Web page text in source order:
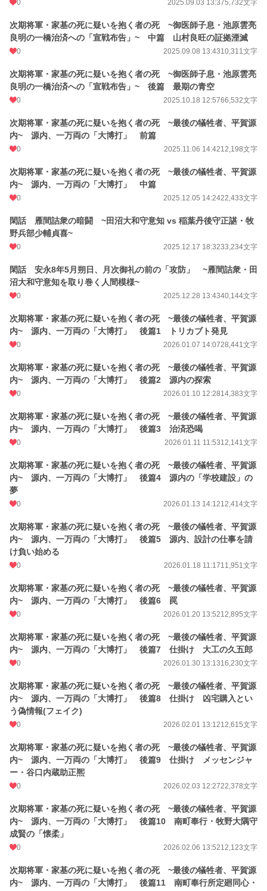
0 2025.09.03 13:375,732文字
次期将軍・家基の死に疑いを抱く者の死 ~御医師子息・池原雲亮
良明の一橋治済への「宣戦布告」~ 中篇 山村良旺の証拠湮滅
0 2025.09.08 13:4310,311文字
次期将軍・家基の死に疑いを抱く者の死 ~御医師子息・池原雲亮
良明の一橋治済への「宣戦布告」~ 後篇 最期の青空
0 2025.10.18 12:5766,532文字
次期将軍・家基の死に疑いを抱く者の死 ~最後の犠牲者、平賀源
内~ 源内、一万両の「大博打」 前篇
0 2025.11.06 14:4212,198文字
次期将軍・家基の死に疑いを抱く者の死 ~最後の犠牲者、平賀源
内~ 源内、一万両の「大博打」 中篇
0 2025.12.05 14:2422,433文字
閑話 雁間詰衆の暗闘 ~田沼大和守意知 vs 稲葉丹後守正諶・牧
野兵部少輔貞喜~
0 2025.12.17 18:3233,234文字
閑話 安永8年5月朔日、月次御礼の前の「攻防」 ~雁間詰衆・田
沼大和守意知を取り巻く人間模様~
0 2025.12.28 13:4340,144文字
次期将軍・家基の死に疑いを抱く者の死 ~最後の犠牲者、平賀源
内~ 源内、一万両の「大博打」 後篇1 トリカブト発見
0 2026.01.07 14:0728,441文字
次期将軍・家基の死に疑いを抱く者の死 ~最後の犠牲者、平賀源
内~ 源内、一万両の「大博打」 後篇2 源内の探索
0 2026.01.10 12:2814,383文字
次期将軍・家基の死に疑いを抱く者の死 ~最後の犠牲者、平賀源
内~ 源内、一万両の「大博打」 後篇3 治済恐喝
0 2026.01.11 11:5312,141文字
次期将軍・家基の死に疑いを抱く者の死 ~最後の犠牲者、平賀源
内~ 源内、一万両の「大博打」 後篇4 源内の「学校建設」の
夢
0 2026.01.13 14:1212,414文字
次期将軍・家基の死に疑いを抱く者の死 ~最後の犠牲者、平賀源
内~ 源内、一万両の「大博打」 後篇5 源内、設計の仕事を請
け負い始める
0 2026.01.18 11:1711,951文字
次期将軍・家基の死に疑いを抱く者の死 ~最後の犠牲者、平賀源
内~ 源内、一万両の「大博打」 後篇6 罠
0 2026.01.20 13:5212,895文字
次期将軍・家基の死に疑いを抱く者の死 ~最後の犠牲者、平賀源
内~ 源内、一万両の「大博打」 後篇7 仕掛け 大工の久五郎
0 2026.01.30 13:1316,230文字
次期将軍・家基の死に疑いを抱く者の死 ~最後の犠牲者、平賀源
内~ 源内、一万両の「大博打」 後篇8 仕掛け 凶宅購入とい
う偽情報(フェイク)
0 2026.02.01 13:1212,615文字
次期将軍・家基の死に疑いを抱く者の死 ~最後の犠牲者、平賀源
内~ 源内、一万両の「大博打」 後篇9 仕掛け メッセンジャ
ー・谷口内蔵助正熈
0 2026.02.03 12:2722,378文字
次期将軍・家基の死に疑いを抱く者の死 ~最後の犠牲者、平賀源
内~ 源内、一万両の「大博打」 後篇10 南町奉行・牧野大隅守
成賢の「懐柔」
0 2026.02.06 13:5212,123文字
次期将軍・家基の死に疑いを抱く者の死 ~最後の犠牲者、平賀源
内~ 源内、一万両の「大博打」 後篇11 南町奉行所定廻同心・